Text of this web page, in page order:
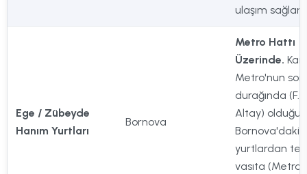
ulaşım
Ege / Zübeyde
Hanım Yurtları
Bornova
Metro Hattı
Üzerinde.
Metro'nun son
durağında (F.
Altay) olduğu
Bornova'daki
yurtlardan tek
vasıta (Metro)